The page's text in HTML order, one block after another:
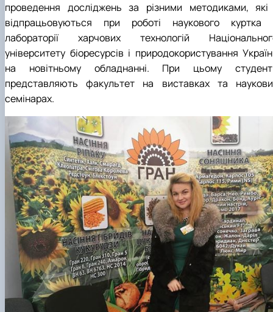
проведення досліджень за різними методиками, які
відпрацьовуються при роботі наукового куртка
лабораторії харчових технологій
університету біоресурсів і природокористування
на новітньому обладнанні. При цьому
представляють факультет на виставках та
семінарах.